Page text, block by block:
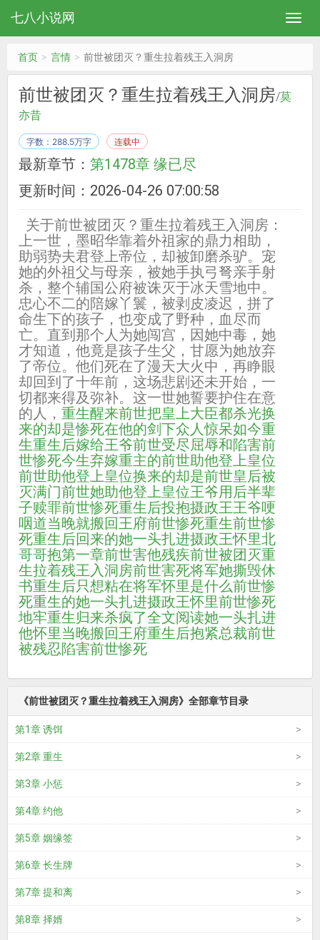
七八小说网
首页 言情 前世被团灭？重生拉着残王入洞房
前世被团灭？重生拉着残王入洞房/莫
亦昔
字数：288.5万字 连载中
最新章节： 第1478章 缘已尽
更新时间：2026-04-26 07:00:58
关于前世被团灭？重生拉着残王入洞房：
上一世，墨昭华靠着外祖家的鼎力相助，
助弱势夫君登上帝位，却被卸磨杀驴。宠
她的外祖父与母亲，被她手执弓弩亲手射
杀，整个辅国公府被诛灭于冰天雪地中。
忠心不二的陪嫁丫鬟，被剥皮凌迟，拼了
命生下的孩子，也变成了野种，血尽而
亡。直到那个人为她闯宫，因她中毒，她
才知道，他竟是孩子生父，甘愿为她放弃
了帝位。他们死在了漫天大火中，再睁眼
却回到了十年前，这场悲剧还未开始，一
切都来得及弥补。这一世她誓要护住在意
的人， 重生醒来前世把皇上大臣都杀光换
来的却是惨死在他的剑下众人惊呆如今重
生重生后嫁给王爷前世受尽屈辱和陷害前
世惨死今生弃嫁重主的前世助他登上皇位
前世助他登上皇位换来的却是前世皇后被
灭满门前世她助他登上皇位王爷用后半辈
子赎罪前世惨死重生后投抱摄政王王爷哽
咽道当晚就搬回王府前世惨死重生前世惨
死重生后回来的她一头扎进摄政王怀里北
哥哥抱第一章前世害他残疾前世被团灭重
生拉着残王入洞房前世害死将军她撕毁休
书重生后只想粘在将军怀里是什么前世惨
死重生的她一头扎进摄政王怀里前世惨死
地牢重生归来杀疯了全文阅读她一头扎进
他怀里当晚搬回王府重生后抱紧总裁前世
被残忍陷害前世惨死
《前世被团灭？重生拉着残王入洞房》全部章节目录
第1章 诱饵
第2章 重生
第3章 小惩
第4章 约他
第5章 姻缘签
第6章 长生牌
第7章 提和离
第8章 择婿